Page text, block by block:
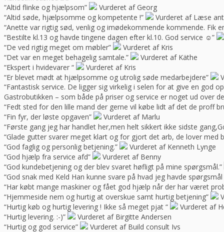
“Altid flinke og hjælpsom”
Vurderet af Georg
“Altid søde, hjælpsomme og kompetente !”
Vurderet af Læse
“Anette var rigtig sød, venlig og imødekommende kommende. Fik
“Bestilte kl.13 og havde tingene dagen efter kl.10. God service ☺”
“De ved rigtig meget om møbler”
Vurderet af Kris
“Det var en meget behagelig samtale.”
Vurderet af Käthe
“Ekspert i hvidevarer “
Vurderet af Kris
“Er blevet mødt at hjælpsomme og utrolig søde medarbejdere”
“Fantastisk service. De ligger sig virkelig i selen for at give en god
Gastrobutikken – som både på priser og service er noget ud over
“Fedt sted for den lille mand der gerne vil købe lidt af det de proff
“Fin fyr, der løste opgaven”
Vurderet af Marlu
“Første gang jeg har handlet her,men helt sikkert ikke sidste
“Glade gutter svarer meget klart og for gjort det arb, de lover med
“God faglig og personlig betjening.”
Vurderet af Kenneth Lynge
“God hjælp fra service afd”
Vurderet af Benny
“God kundebetjening og der blev svaret høfligt på mine spørgsmål.”
“God snak med Keld Han kunne svare på hvad jeg havde spørgsmål
“Har købt mange maskiner og fået god hjælp når der har været
“Hjemmeside nem og hurtig at overskue samt hurtig betjening”
“Hurtig køb og hurtig levering ! Ikke så meget pjat “
Vurderet af
“Hurtig levering. :-)”
Vurderet af Birgitte Andersen
“Hurtig og god service”
Vurderet af Build consult Ivs